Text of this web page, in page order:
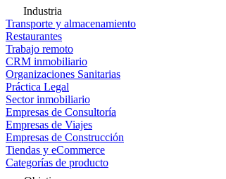
Industria
Transporte y almacenamiento
Restaurantes
Trabajo remoto
CRM inmobiliario
Organizaciones Sanitarias
Práctica Legal
Sector inmobiliario
Empresas de Consultoría
Empresas de Viajes
Empresas de Construcción
Tiendas y eCommerce
Categorías de producto